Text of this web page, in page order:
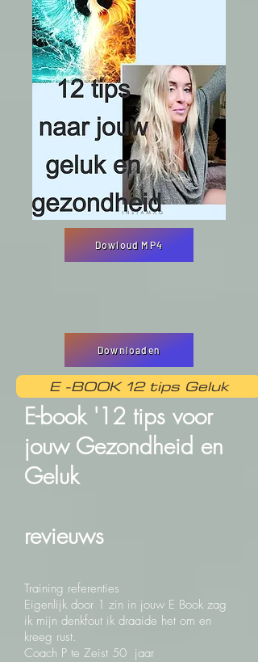
Dowloud MP4
Downloaden
E -BOOK 12 tips Geluk
E-book '12 tips voor
jouw Gezondheid en
Geluk
revieuws
Training referenties
Eigenlijk door 1 zin in jouw E Book zag
ik mijn denkfout ik draaide het om en
kreeg rust.
Coach P te Zeist 50 jaar